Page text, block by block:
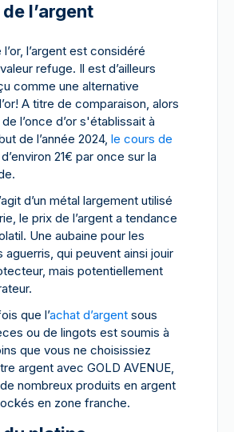
l’argent
l’argent est considéré
refuge. Il est d’ailleurs
comme une alternative
A titre de comparaison, alors
l’once d’or s'établissait à
de l’année 2024, le cours de
21€ par once sur la
d’un métal largement utilisé
le prix de l’argent a tendance
Une aubaine pour les
aguerris, qui peuvent ainsi jouir
mais potentiellement
que l’achat d’argent sous
ou de lingots est soumis à
que vous ne choisissiez
argent avec GOLD AVENUE,
nombreux produits en argent
en zone franche.